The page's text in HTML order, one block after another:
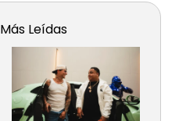
Más Leídas